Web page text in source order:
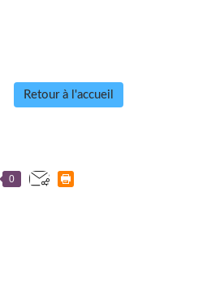
Retour à l'accueil
0